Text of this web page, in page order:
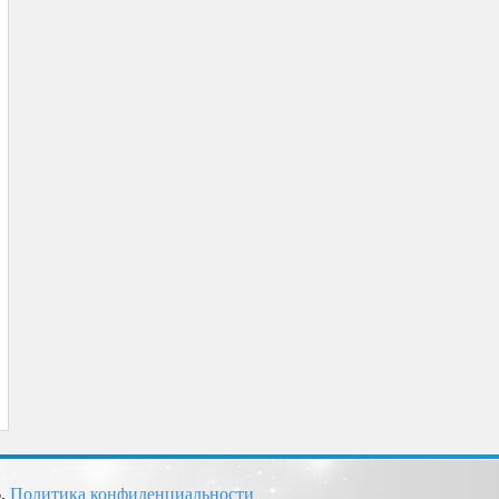
Политика конфиденциальности